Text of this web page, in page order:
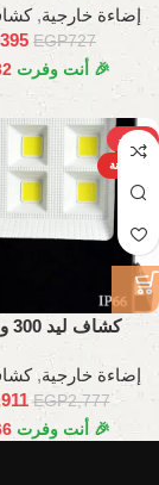
إضاءة خارجية,
EGP727
395
🎉 أنت وفرت
-31%
الساخنة
كشاف ليد 300 وات IP66
إضاءة خارجية,
EGP2,777
🎉 أنت وفرت